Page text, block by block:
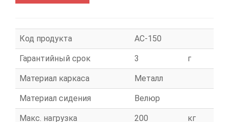
Код продукта АС-150
Гарантийный срок 3 г
Материал каркаса Металл
Материал сидения Велюр
Макс. нагрузка 200 кг